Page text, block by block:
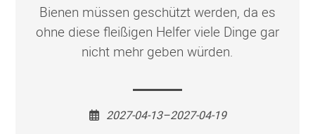
Bienen müssen geschützt werden, da es
ohne diese fleißigen Helfer viele Dinge gar
nicht mehr geben würden.
2027-04-13–2027-04-19